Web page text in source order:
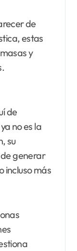
de
estas
y
de
no es la
su
generar
incluso más